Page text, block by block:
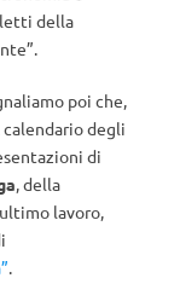
della
poi che,
calendario degli
di
, della
lavoro,
.